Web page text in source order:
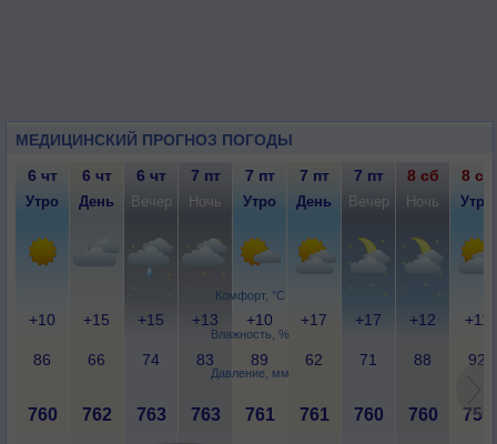
МЕДИЦИНСКИЙ ПРОГНОЗ ПОГОДЫ
Комфорт, °C
Влажность, %
Давление, мм
6 чт 6 чт 6 чт 7 пт 7 пт 7 пт 7 пт 8 сб 8 сб
Утро День Вечер Ночь Утро День Вечер Ночь Утро
+10 +15 +15 +13 +10 +17 +17 +12 +11
86 66 74 83 89 62 71 88 92
760 762 763 763 761 761 760 760 759